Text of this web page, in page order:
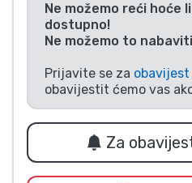
Ne možemo reći hoće
dostupno!
Ne možemo to
Prijavite se za obavijest
obavijestit ćemo vas
Za
Marke